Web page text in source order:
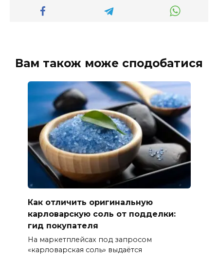
Вам також може сподобатися
Как отличить оригинальную
карловарскую соль от подделки:
гид покупателя
На маркетплейсах под запросом
«карловарская соль» выдаётся